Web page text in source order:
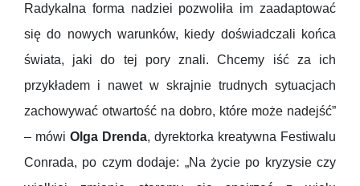
Radykalna forma nadziei pozwoliła im zaadaptować
się do nowych warunków, kiedy doświadczali końca
świata, jaki do tej pory znali. Chcemy iść za ich
przykładem i nawet w skrajnie trudnych sytuacjach
zachowywać otwartość na dobro, które może nadejść”
– mówi Olga Drenda, dyrektorka kreatywna Festiwalu
Conrada, po czym dodaje: „Na życie po kryzysie czy